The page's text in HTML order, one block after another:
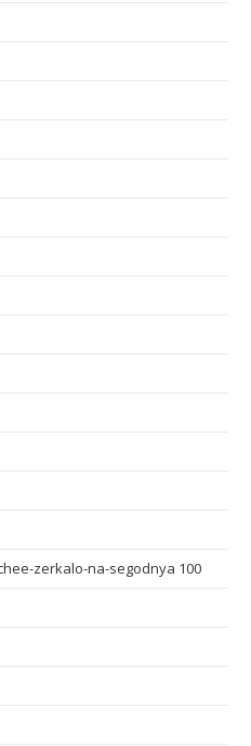
zerkalo-na-segodnya 100